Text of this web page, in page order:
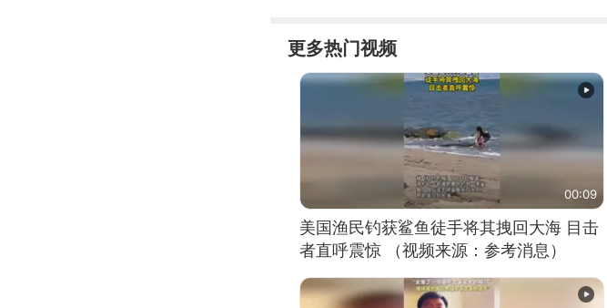
更多热门视频
00:09
美国渔民钓获鲨鱼徒手将其拽回大海 目击
者直呼震惊 （视频来源：参考消息）